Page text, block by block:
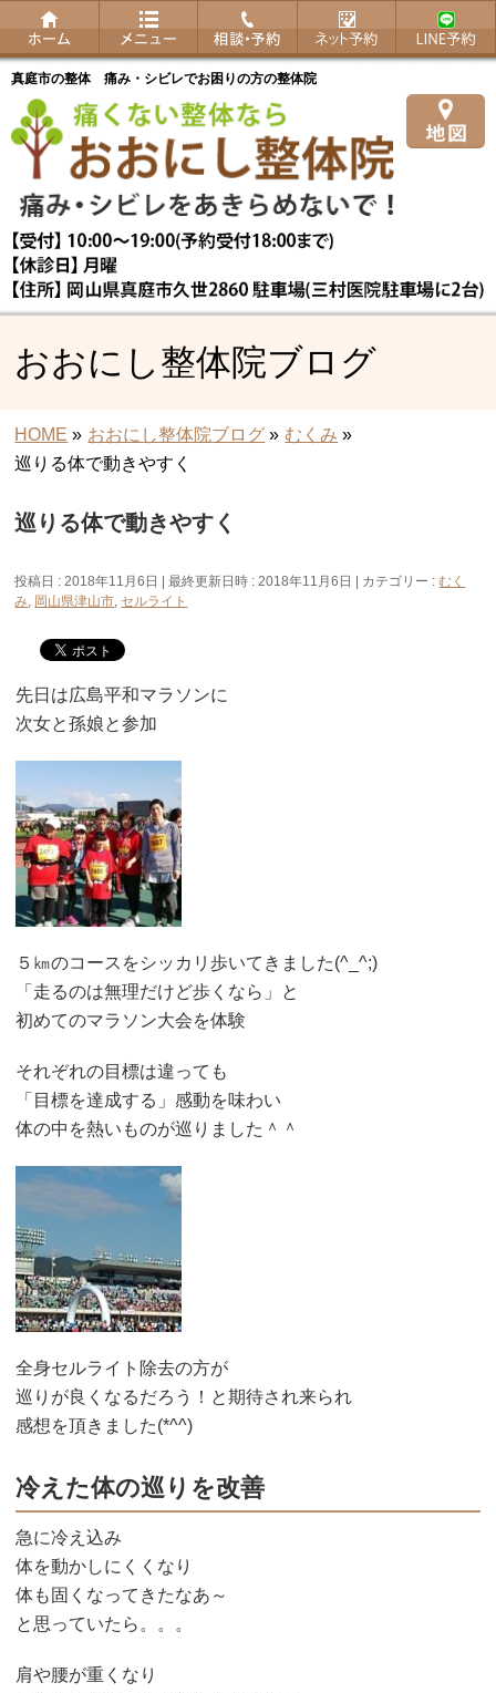
真庭市の整体 痛み・シビレでお困りの方の整体院
おおにし整体院ブログ
HOME » おおにし整体院ブログ » むくみ »
巡りる体で動きやすく
巡りる体で動きやすく
投稿日 : 2018年11月6日 最終更新日時 : 2018年11月6日 カテゴリー :むく
み, 岡山県津山市, セルライト
先日は広島平和マラソンに
次女と孫娘と参加
５㎞のコースをシッカリ歩いてきました(^_^;)
「走るのは無理だけど歩くなら」と
初めてのマラソン大会を体験
それぞれの目標は違っても
「目標を達成する」感動を味わい
体の中を熱いものが巡りました＾＾
全身セルライト除去の方が
巡りが良くなるだろう！と期待され来られ
感想を頂きました(*^^)
冷えた体の巡りを改善
急に冷え込み
体を動かしにくくなり
体も固くなってきたなあ～
と思っていたら。。。
肩や腰が重くなり